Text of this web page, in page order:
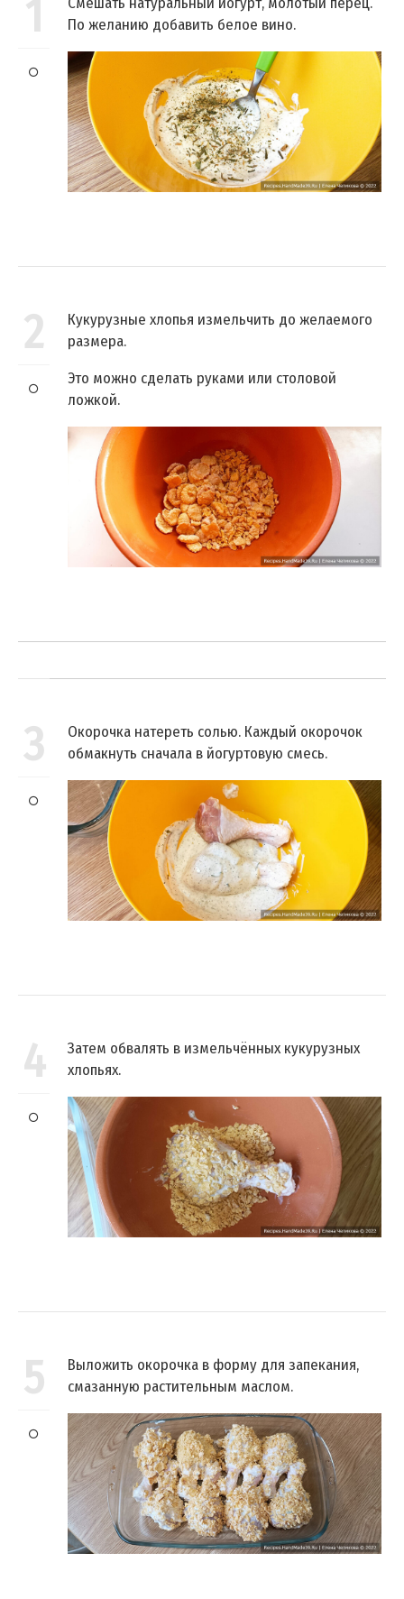
1
По желанию добавить белое вино.
2
Кукурузные хлопья измельчить до желаемого
размера.
Это можно сделать руками или столовой
ложкой.
3
Окорочка натереть солью. Каждый окорочок
обмакнуть сначала в йогуртовую смесь.
4
Затем обвалять в измельчённых кукурузных
хлопьях.
5
Выложить окорочка в форму для запекания,
смазанную растительным маслом.